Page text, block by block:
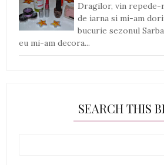
Dragilor, vin
de iarna si mi-am
bucurie sezonul
eu mi-am decora...
SEARCH THIS